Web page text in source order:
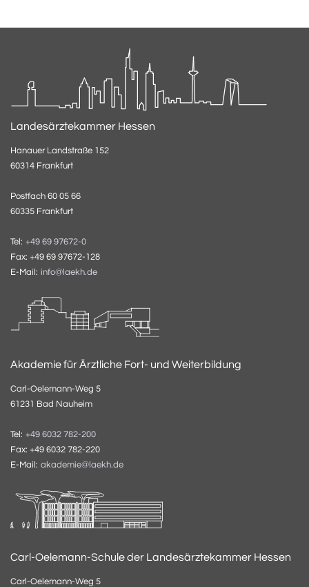
Landesärztekammer Hessen
Hanauer Landstraße 152
60314 Frankfurt
Postfach 60 05 66
60335 Frankfurt
Tel: +49 69 97672-0
Fax: +49 69 97672-128
E-Mail: info@laekh.de
Akademie für Ärztliche Fort- und Weiterbildung
Carl-Oelemann-Weg 5
61231 Bad Nauheim
Tel: +49 6032 782-200
Fax: +49 6032 782-220
E-Mail: akademie@laekh.de
Carl-Oelemann-Schule der Landesärztekammer Hessen
Carl-Oelemann-Weg 5